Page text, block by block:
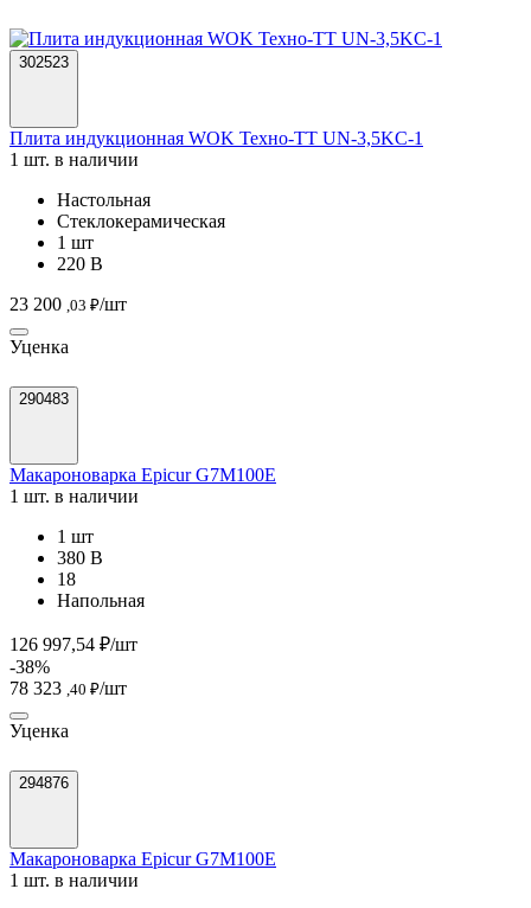
302523
Плита индукционная WOK Техно-ТТ UN-3,5KC-1
1 шт. в наличии
Настольная
Стеклокерамическая
1 шт
220 В
23 200 ,03 ₽/шт
Уценка
290483
Макароноварка Epicur G7M100E
1 шт. в наличии
1 шт
380 В
18
Напольная
126 997,54 ₽/шт
-38%
78 323 ,40 ₽/шт
Уценка
294876
Макароноварка Epicur G7M100E
1 шт. в наличии